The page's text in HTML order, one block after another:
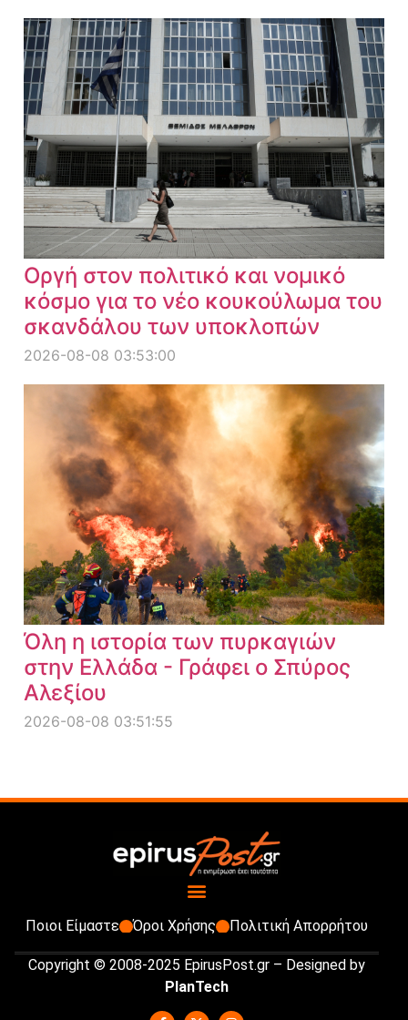
Οργή στον πολιτικό και νομικό
κόσμο για το νέο κουκούλωμα του
σκανδάλου των υποκλοπών
2026-08-08 03:53:00
Όλη η ιστορία των πυρκαγιών
στην Ελλάδα - Γράφει ο Σπύρος
Αλεξίου
2026-08-08 03:51:55
Ποιοι Είμαστε Όροι Χρήσης Πολιτική Απορρήτου
Copyright © 2008-2025 EpirusPost.gr – Designed by
PlanTech